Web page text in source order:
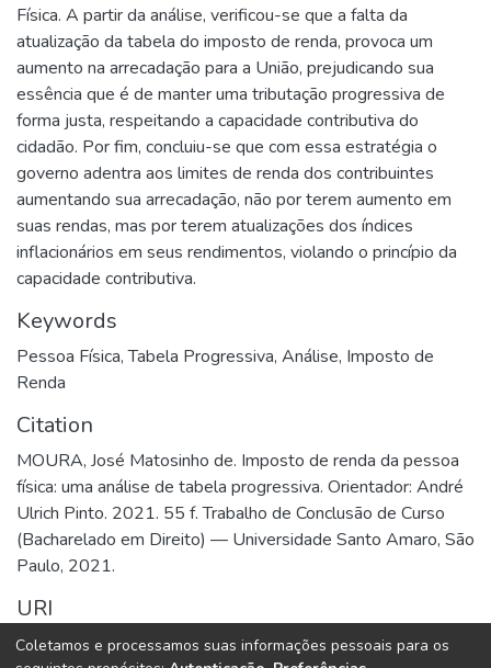
Física. A partir da análise, verificou-se que a falta da
atualização da tabela do imposto de renda, provoca um
aumento na arrecadação para a União, prejudicando sua
essência que é de manter uma tributação progressiva de
forma justa, respeitando a capacidade contributiva do
cidadão. Por fim, concluiu-se que com essa estratégia o
governo adentra aos limites de renda dos contribuintes
aumentando sua arrecadação, não por terem aumento em
suas rendas, mas por terem atualizações dos índices
inflacionários em seus rendimentos, violando o princípio da
capacidade contributiva.
Keywords
Pessoa Física,Tabela Progressiva, Análise, Imposto de
Renda
Citation
MOURA, José Matosinho de. Imposto de renda da pessoa
física: uma análise de tabela progressiva. Orientador: André
Ulrich Pinto. 2021. 55 f. Trabalho de Conclusão de Curso
(Bacharelado em Direito) — Universidade Santo Amaro, São
Paulo, 2021.
URI
http://dspace.unisa.br/handle/123456789/3011
Coletamos e processamos suas informações pessoais para os